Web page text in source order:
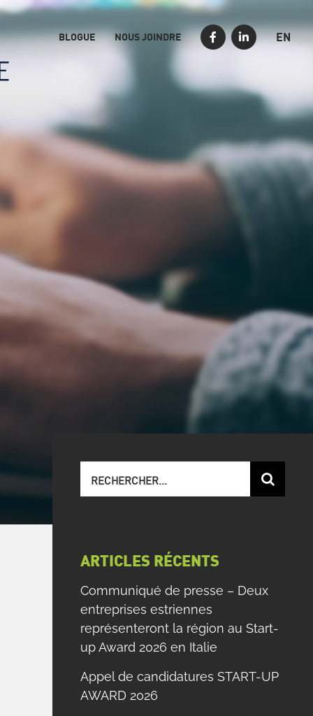
BLOGUE NOUS JOINDRE EN
sur
ARTICLES RÉCENTS
Communiqué de presse – Deux
entreprises estriennes
représenteront la région au Start-
up Award 2026 en Italie
Appel de candidatures START-UP
AWARD 2026